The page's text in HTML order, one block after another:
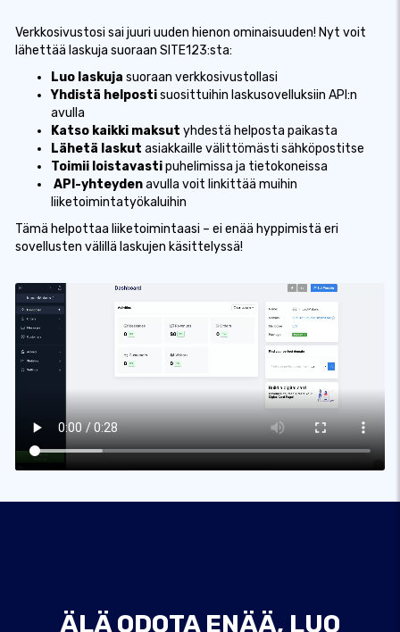
Verkkosivustosi sai juuri uuden hienon ominaisuuden! Nyt voit
lähettää laskuja suoraan SITE123:sta:
Luo laskuja suoraan verkkosivustollasi
Yhdistä helpostisuosittuihin laskusovelluksiin API:n
avulla
Katso kaikki maksut yhdestä helposta paikasta
Lähetä laskut asiakkaille välittömästi sähköpostitse
Toimii loistavastipuhelimissa ja tietokoneissa
API-yhteydenavulla voit linkittää muihin
liiketoimintatyökaluihin
Tämä helpottaa liiketoimintaasi – ei enää hyppimistä eri
sovellusten välillä laskujen käsittelyssä!
ÄLÄ ODOTA ENÄÄ, LUO